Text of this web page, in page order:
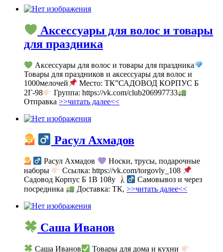
Аксессуары для волос и товары
для праздника
Аксессуары для волос и товары для праздника
Товары для праздников и аксессуары для волос и
1000мелочей
Место: ТК”САДОВОД КОРПУС Б
2Г-98
Группа: https://vk.com/club206997733
Отправка >>читать далее<<
Расул Ахмадов
Расул Ахмадов
Носки, трусы, подарочные
наборы
Ссылка: https://vk.com/torgovly_108
Садовод Корпус Б 1В 108у
Самовывоз и через
посредника
Доставка: ТК,>>читать далее<<
Саша Иванов
Саша Иванов Товары для дома и кухни